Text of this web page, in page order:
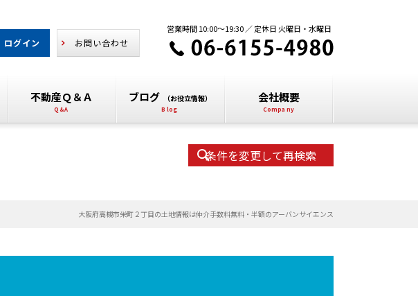
ログイン お問い合わせ
営業時間 10:00～19:30 ／ 定休日 火曜日・水曜日
不動産Ｑ＆Ａ ブログ （お役立情報） 会社概要
条件を変更して再検索
大阪府高槻市栄町２丁目の土地情報は仲介手数料無料・半額のアーバンサイエンス